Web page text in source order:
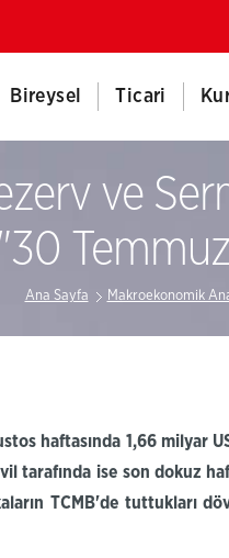
Bireysel Ticari
ve
Ana Sayfa Makroekonomik
haftasında 1,66 milyar
tarafında ise son dokuz
TCMB'de tuttukları